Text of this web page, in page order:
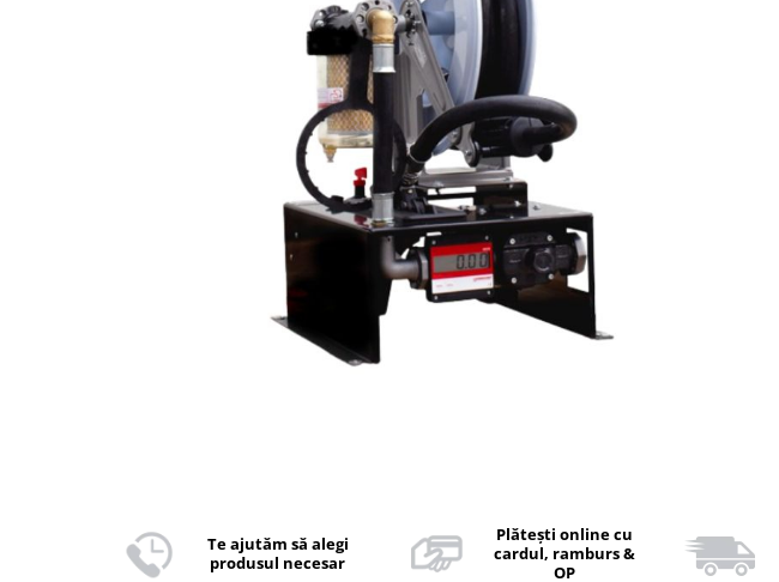
Facebook
Te ajutăm să alegi
produsul necesar
Plătești online cu
cardul, ramburs &
OP